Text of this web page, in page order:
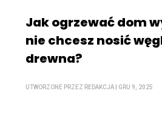
Jak ogrzewać dom
nie chcesz nosić
drewna?
UTWORZONE PRZEZ REDAKCJA GRU 9, 2025